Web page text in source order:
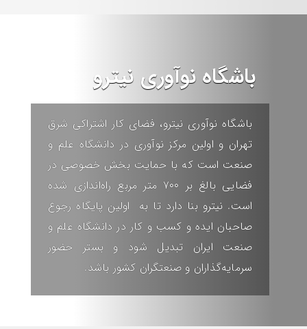
باشگاه نوآوری نیترو
باشگاه نوآوری نیترو، فضای کار اشتراکی شرق
تهران و اولین مرکز نوآوری در دانشگاه علم و
صنعت است که با حمایت بخش خصوصی در
فضایی بالغ بر ۷۰۰ متر مربع راه‌اندازی شده
است. نیترو بنا دارد تا به اولین پایگاه رجوع
صاحبان ایده و کسب و کار در دانشگاه علم و
صنعت ایران تبدیل شود و بستر حضور
سرمایه‌گذاران و صنعتگران کشور باشد.